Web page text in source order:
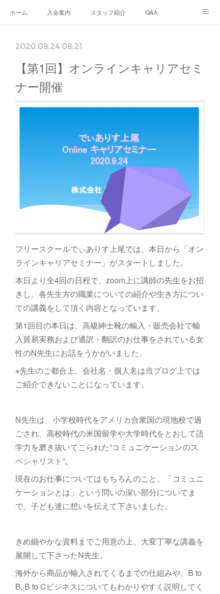
ホーム 入会案内 スタッフ紹介 Q&A
2020.09.24 08:21
【第1回】オンラインキャリアセミ
ナー開催
フリースクールでぃありす上尾では、本日から「オン
ラインキャリアセミナー」がスタートしました。
本日より全4回の日程で、zoom上に講師の先生をお招
きし、各先生方の職業についての紹介や生き方につい
ての講義をして頂く内容となっています。
第1回目の本日は、高級紳士靴の輸入・販売会社で輸
入貿易実務および通訳・翻訳のお仕事をされている女
性のN先生にお話をうかがいました。
※先生のご都合上、会社名・個人名は当ブログ上では
ご紹介できないことになっています。
N先生は、小学校時代をアメリカ合衆国の現地校で過
ごされ、高校時代の米国留学や大学時代をとおして語
学力を磨き抜いてこられた”コミュニケーションのス
ペシャリスト”。
現在のお仕事についてはもちろんのこと、「コミュニ
ケーションとは」という問いの深い部分についてま
で、子ども達に想いを伝えて下さいました。
きめ細やかな資料までご用意の上、大変丁寧な講義を
展開して下さったN先生。
海外から商品が輸入されてくるまでの仕組みや、B to
B, B to Cビジネスについてもわかりやすく説明してく